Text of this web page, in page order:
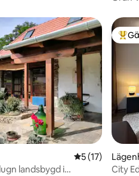
5 av 5 i
5 (17)
landsbygd i
City